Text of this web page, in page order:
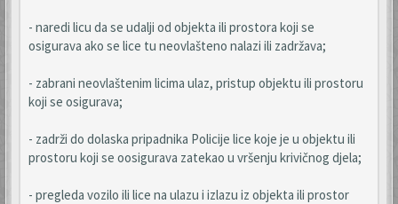
- naredi licu da se udalji od objekta ili prostora koji se
osigurava ako se lice tu neovlašteno nalazi ili zadržava;
- zabrani neovlaštenim licima ulaz, pristup objektu ili prostoru
koji se osigurava;
- zadrži do dolaska pripadnika Policije lice koje je u objektu ili
prostoru koji se oosigurava zatekao u vršenju krivičnog djela;
- pregleda vozilo ili lice na ulazu i izlazu iz objekta ili prostor